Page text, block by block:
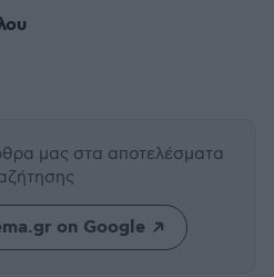
μας στα αποτελέσματα
on Google